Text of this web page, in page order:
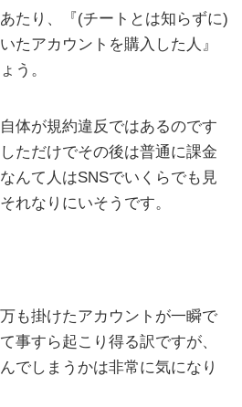
たり、『(チートとは知らずに)
たアカウントを購入した人』
う。
体が規約違反ではあるのです
ただけでその後は普通に課金
んて人はSNSでいくらでも見
れなりにいそうです。
も掛けたアカウントが一瞬で
事すら起こり得る訳ですが、
でしまうかは非常に気になり